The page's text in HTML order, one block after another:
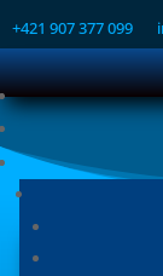
+421 907 377 099